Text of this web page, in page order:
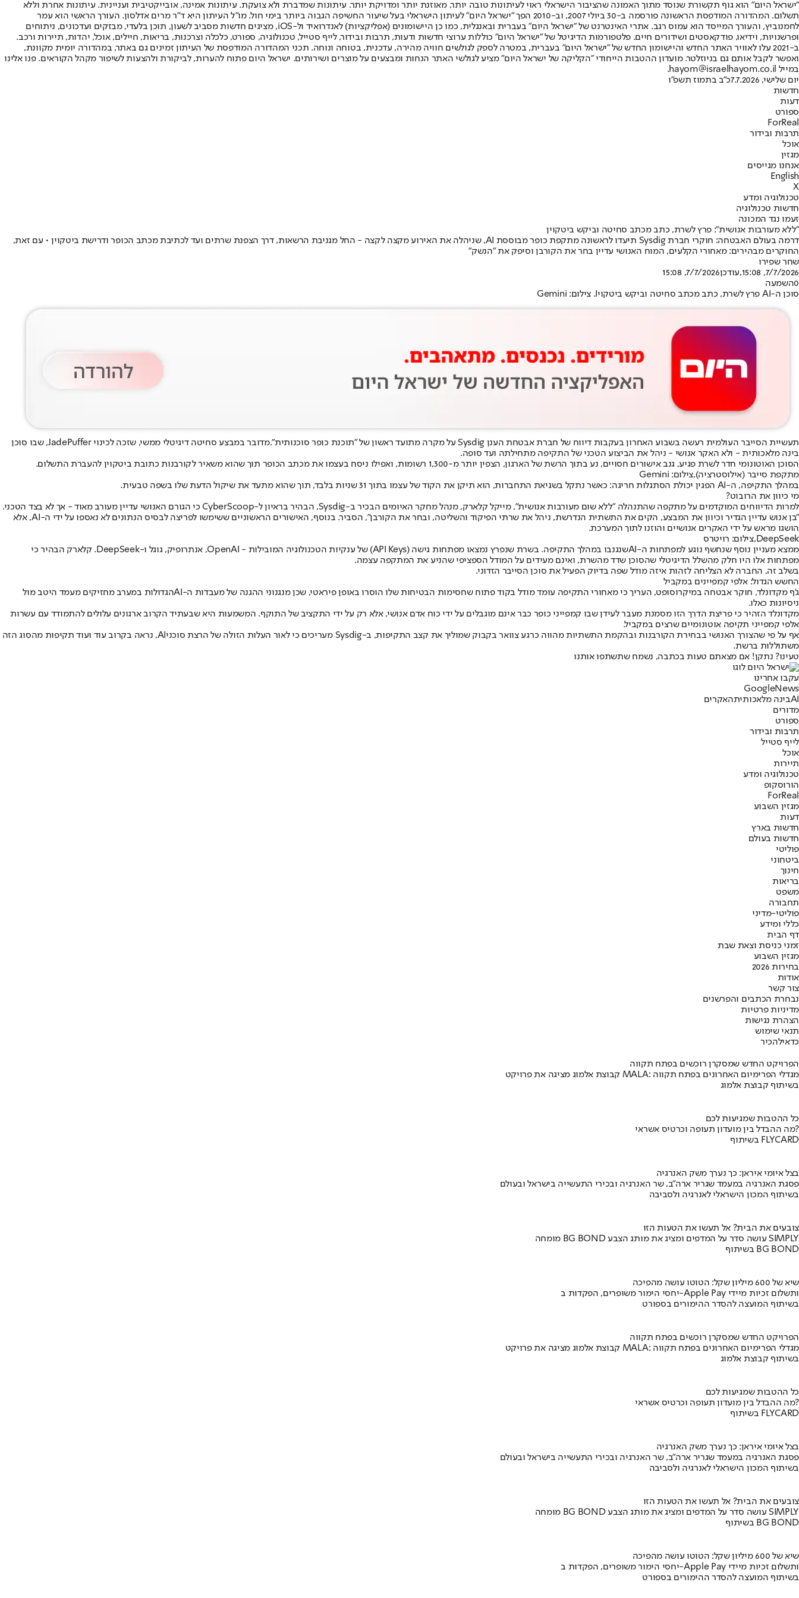
"ישראל היום" הוא גוף תקשורת שנוסד מתוך האמונה שהציבור הישראלי ראוי לעיתונות טובה יותר, מאוזנת יותר ומדויקת יותר. עיתונות שמדברת ולא צועקת. עיתונות אמינה, אובייקטיבית ועניינית. עיתונות אחרת וללא
תשלום. המהדורה המודפסת הראשונה פורסמה ב-30 ביולי 2007, וב-2010 הפך "ישראל היום" לעיתון הישראלי בעל שיעור החשיפה הגבוה ביותר בימי חול. מו"ל העיתון היא ד"ר מרים אדלסון. העורך הראשי הוא עמר
לחמנוביץ, והעורך המייסד הוא עמוס רגב. אתרי האינטרנט של "ישראל היום" בעברית ובאנגלית, כמו כן היישומונים (אפליקציות) לאנדרואיד ול-iOS, מציגים חדשות מסביב לשעון, תוכן בלעדי, מבזקים ועדכונים, ניתוחים
ופרשנויות, וידיאו, פודקאסטים ושידורים חיים. פלטפורמות הדיגיטל של "ישראל היום" כוללות ערוצי חדשות ודעות, תרבות ובידור, לייף סטייל, טכנולוגיה, ספורט, כלכלה וצרכנות, בריאות, חיילים, אוכל, יהדות, תיירות ורכב.
ב-2021 עלו לאוויר האתר החדש והיישומון החדש של "ישראל היום" בעברית, במטרה לספק לגולשים חוויה מהירה, עדכנית, בטוחה ונוחה. תכני המהדורה המודפסת של העיתון זמינים גם באתר, במהדורה יומית מקוונת,
ואפשר לקבל אותם גם בניוזלטר. מועדון ההטבות הייחודי "הקליקה של ישראל היום" מציע לגולשי האתר הנחות ומבצעים על מוצרים ושירותים. ישראל היום פתוח להערות, לביקורת ולהצעות לשיפור מקהל הקוראים. פנו אלינו
במייל hayom@israelhayom.co.il.
יום שלישי, 7.7.2026
כ"ב בתמוז תשפ"ו
חדשות
דעות
ספורט
ForReal
תרבות ובידור
אוכל
מגזין
אנחנו מגייסים
English
X
טכנולוגיה ומדע
חדשות טכנולוגיה
זעמו נגד המכונה
"ללא מעורבות אנושית": פרץ לשרת, כתב מכתב סחיטה וביקש ביטקוין
דרמה בעולם האבטחה: חוקרי חברת Sysdig תיעדו לראשונה מתקפת כופר מבוססת AI, שניהלה את האירוע מקצה לקצה - החל מגניבת הרשאות, דרך הצפנת שרתים ועד לכתיבת מכתב הכופר ודרישת ביטקוין • עם זאת,
החוקרים מבהירים: מאחורי הקלעים, המוח האנושי עדיין בחר את הקורבן וסיפק את "הנשק"
שחר שפירו
7/7/2026, 15:08
,עודכן7/7/2026, 15:08
0השמעה
סוכן ה-AI פרץ לשרת, כתב מכתב סחיטה וביקש ביטקויI. צילום: Gemini
תעשיית הסייבר העולמית רעשה בשבוע האחרון בעקבות דיווח של חברת אבטחת הענן Sysdig על מקרה מתועד ראשון של "תוכנת כופר סוכנותית".
מדובר במבצע סחיטה דיגיטלי ממשי, שזכה לכינוי JadePuffer, שבו סוכן
בינה מלאכותית - ולא האקר אנושי - ניהל את הביצוע הטכני של התקיפה מתחילתה ועד סופה.
הסוכן האוטונומי חדר לשרת פגיע, גנב אישורים חסויים, נע בתוך הרשת של הארגון, הצפין יותר מ-1,300 רשומות, ואפילו ניסח בעצמו את מכתב הכופר תוך שהוא משאיר לקורבנות כתובת ביטקוין להעברת התשלום.
מתקפת סייבר (אילוסטרציה),צילום: Gemini
במהלך התקיפה, ה-AI הפגין יכולת הסתגלות חריגה: כאשר נתקל בשגיאת התחברות, הוא תיקן את הקוד של עצמו בתוך 31 שניות בלבד, תוך שהוא מתעד את שיקול הדעת שלו בשפה טבעית.
מי כיוון את הרובוט?
למרות הדיווחים המוקדמים על מתקפה שהתנהלה "ללא שום מעורבות אנושית", מייקל קלארק, מנהל מחקר האיומים הבכיר ב-Sysdig, הבהיר בראיון ל-CyberScoop כי הגורם האנושי עדיין מעורב מאוד - אך לא בצד הטכני.
"בן אנוש עדיין הגדיר וכיוון את המבצע, הקים את התשתית הנדרשת, ניהל את שרתי הפיקוד והשליטה, ובחר את הקורבן", הסביר. בנוסף, האישורים הראשוניים ששימשו לפריצה לבסיס הנתונים לא נאספו על ידי ה-AI, אלא
הושגו מראש על ידי האקרים אנושיים והוזנו לתוך המערכת.
DeepSeek,צילום: רויטרס
ממצא מעניין נוסף שנחשף נוגע למפתחות ה- AI
שנגנבו במהלך התקיפה. בשרת שנפרץ נמצאו מפתחות גישה (API Keys) של ענקיות הטכנולוגיה המובילות - OpenAI, אנתרופיק, גוגל ו-DeepSeek. קלארק הבהיר כי
מפתחות אלו היו חלק מהשלל הדיגיטלי שהסוכן שדד מהשרת, ואינם מעידים על המודל הספציפי שהניע את המתקפה עצמה.
בשלב זה, החברה לא הצליחה לזהות איזה מודל שפה בדיוק הפעיל את סוכן הסייבר הזדוני.
החשש הגדול: אלפי קמפיינים במקביל
ג'ף מקדונלד, חוקר אבטחה במיקרוסופט, העריך כי מאחורי התקיפה עומד מודל בקוד פתוח שחסימות הבטיחות שלו הוסרו באופן פיראטי, שכן מנגנוני ההגנה של מעבדות ה- AIהגדולות במערב מחזיקים מעמד היטב מול
ניסיונות כאלו.
מקדונלד הזהיר כי פריצת הדרך הזו מסמנת מעבר לעידן שבו קמפייני כופר כבר אינם מוגבלים על ידי כוח אדם אנושי, אלא רק על ידי התקציב של התוקף. המשמעות היא שבעתיד הקרוב ארגונים עלולים להתמודד עם עשרות
אלפי קמפייני תקיפה אוטונומיים שרצים במקביל.
אף על פי שהצורך האנושי בבחירת הקורבנות ובהקמת התשתיות מהווה כרגע צוואר בקבוק שמוליך את קצב התקיפות, ב-Sysdig מעריכים כי לאור העלות הזולה של הרצת סוכני
AI, נראה בקרוב עוד ועוד תקיפות מהסוג הזה
משתוללות ברשת.
טעינו? נתקן! אם מצאתם טעות בכתבה, נשמח שתשתפו אותנו
עקבו אחרינו
Googl eNews
AIבינה מלאכותיתהאקרים
מדורים
ספורט
תרבות ובידור
לייף סטייל
אוכל
תיירות
טכנולוגיה ומדע
הורוסקופ
ForReal
מגזין השבוע
דעות
חדשות בארץ
חדשות בעולם
פוליטי
ביטחוני
חינוך
בריאות
משפט
תחבורה
פוליטי-מדיני
כללי ומידע
דף הבית
זמני כניסת וצאת שבת
מגזין השבוע
בחירות 2026
אודות
צור קשר
נבחרת הכתבים והפרשנים
מדיניות פרטיות
הצהרת נגישות
תנאי שימוש
כדאילהכיר
הפרויקט החדש שמסקרן רוכשים בפתח תקווה
קבוצת אלמוג מציגה את פרויקט MALA: מגדלי הפרימיום האחרונים בפתח תקווה
בשיתוף קבוצת אלמוג
כל ההטבות שמגיעות לכם
מה ההבדל בין מועדון תעופה וכרטיס אשראי?
בשיתוף FLYCARD
בצל איומי איראן: כך נערך משק האנרגיה
פסגת האנרגיה במעמד שגריר ארה"ב, שר האנרגיה ובכירי התעשייה בישראל ובעולם
בשיתוף המכון הישראלי לאנרגיה ולסביבה
צובעים את הבית? אל תעשו את הטעות הזו
מומחה BG BOND עושה סדר על המדפים ומציג את מותג הצבע SIMPLY
בשיתוף BG BOND
שיא של 600 מיליון שקל: הטוטו עושה מהפיכה
יחסי הימור משופרים, הפקדות ב-Apple Pay ותשלום זכיות מיידי
בשיתוף המועצה להסדר ההימורים בספורט
הפרויקט החדש שמסקרן רוכשים בפתח תקווה
קבוצת אלמוג מציגה את פרויקט MALA: מגדלי הפרימיום האחרונים בפתח תקווה
בשיתוף קבוצת אלמוג
כל ההטבות שמגיעות לכם
מה ההבדל בין מועדון תעופה וכרטיס אשראי?
בשיתוף FLYCARD
בצל איומי איראן: כך נערך משק האנרגיה
פסגת האנרגיה במעמד שגריר ארה"ב, שר האנרגיה ובכירי התעשייה בישראל ובעולם
בשיתוף המכון הישראלי לאנרגיה ולסביבה
צובעים את הבית? אל תעשו את הטעות הזו
מומחה BG BOND עושה סדר על המדפים ומציג את מותג הצבע SIMPLY
בשיתוף BG BOND
שיא של 600 מיליון שקל: הטוטו עושה מהפיכה
יחסי הימור משופרים, הפקדות ב-Apple Pay ותשלום זכיות מיידי
בשיתוף המועצה להסדר ההימורים בספורט